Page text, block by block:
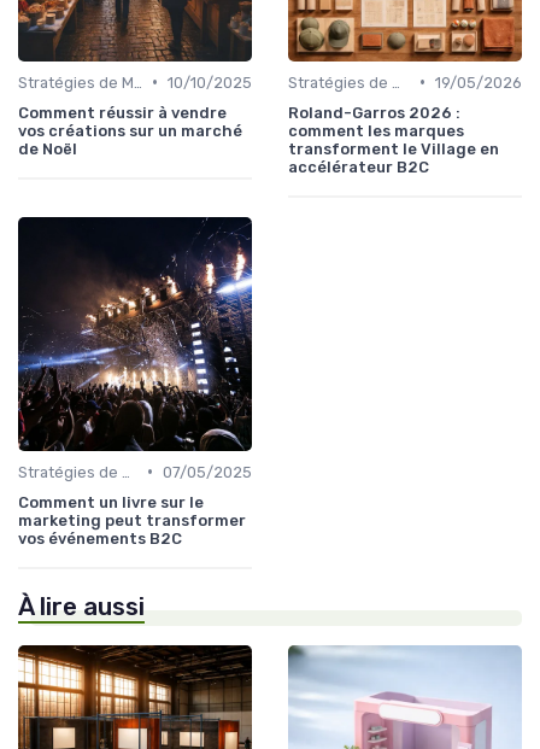
• 10/10/2025
Comment réussir à vendre
vos créations sur un marché
de Noël
• 19/05/2026
Roland-Garros 2026 :
comment les marques
transforment le Village en
accélérateur B2C
• 07/05/2025
Comment un livre sur le
marketing peut transformer
vos événements B2C
À lire aussi